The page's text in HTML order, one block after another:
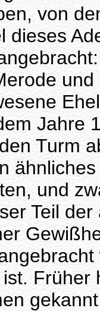
von
dieses
Jahre
Turm
und
Teil
Früher